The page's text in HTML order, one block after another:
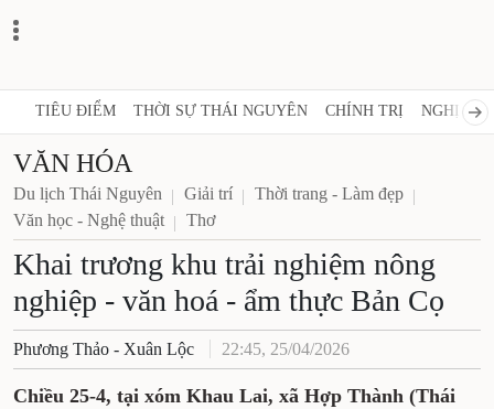
TIÊU ĐIỂM THỜI SỰ THÁI NGUYÊN CHÍNH TRỊ NGHỊ
VĂN HÓA
Du lịch Thái Nguyên Giải trí
Thời trang - Làm đẹp
Văn học - Nghệ thuật
Thơ
Khai trương khu trải nghiệm nông
nghiệp - văn hoá - ẩm thực Bản Cọ
Phương Thảo - Xuân Lộc 22:45, 25/04/2026
Chiều 25-4, tại xóm Khau Lai, xã Hợp Thành (Thái